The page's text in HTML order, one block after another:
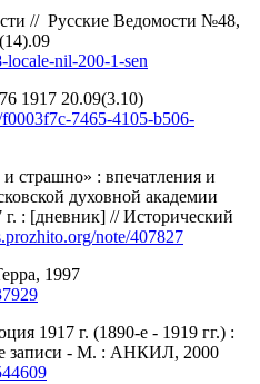
// Русские Ведомости №48,
locale-nil-200-1-sen
1917 20.09(3.10)
7465-4105-b506-
страшно» : впечатления и
духовной академии
: [дневник] // Исторический
note/407827
1997
1917 г. (1890-е - 1919 гг.) :
записи - М. : АНКИЛ, 2000